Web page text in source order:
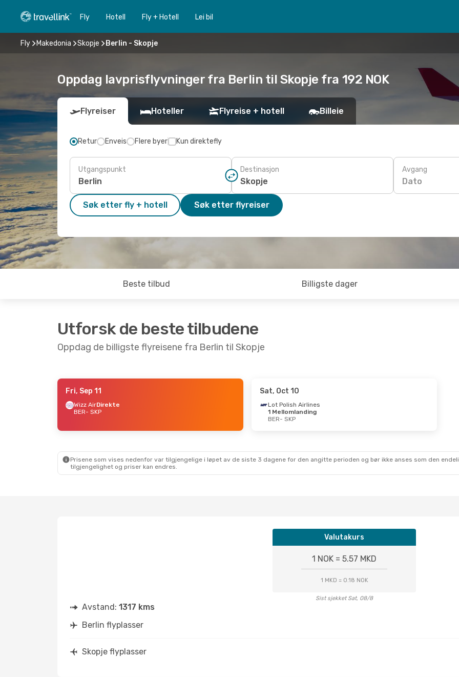
Fly Hotell Fly + Hotell Lei bil
Fly Makedonia Skopje Berlin - Skopje
Oppdag lavprisflyvninger fra Berlin til Skopje fra 192 NOK
Flyreiser Hoteller Flyreise + hotell Billeie
Retur Enveis Flere byer Kun direktefly
Utgangspunkt Destinasjon Avgang
Dato
Søk etter fly + hotell Søk etter flyreiser
Beste tilbud Billigste dager
Utforsk de beste tilbudene
Oppdag de billigste flyreisene fra Berlin til Skopje
- Mon, Sep 14
Direkte
Fri, Sep 11
Wizz AirDirekte
BER- SKP
Sat, Oct 10
Lot Polish Airlines
1 Mellomlanding
BER- SKP
Prisene som vises nedenfor var tilgjengelige i løpet av de siste 3 dagene for den angitte perioden og bør ikke anses som den
tilgjengelighet og priser kan endres.
Valutakurs
1 NOK = 5.57 MKD
1 MKD = 0.18 NOK
Sist sjekket Sat, 08/8
Avstand: 1317 kms
Berlin flyplasser
Skopje flyplasser